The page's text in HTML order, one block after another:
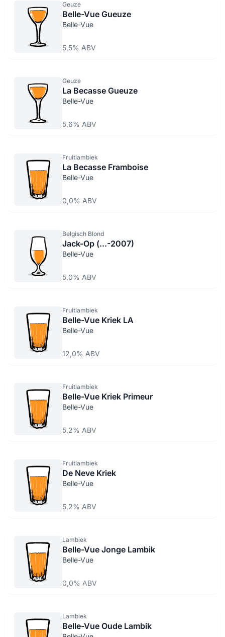
Geuze
Belle-Vue Gueuze
Belle-Vue
5,5% ABV
Geuze
La Becasse Gueuze
Belle-Vue
5,6% ABV
Fruitlambiek
La Becasse Framboise
Belle-Vue
0,0% ABV
Belgisch Blond
Jack-Op (...-2007)
Belle-Vue
5,0% ABV
Fruitlambiek
Belle-Vue Kriek LA
Belle-Vue
12,0% ABV
Fruitlambiek
Belle-Vue Kriek Primeur
Belle-Vue
5,2% ABV
Fruitlambiek
De Neve Kriek
Belle-Vue
5,2% ABV
Lambiek
Belle-Vue Jonge Lambik
Belle-Vue
0,0% ABV
Lambiek
Belle-Vue Oude Lambik